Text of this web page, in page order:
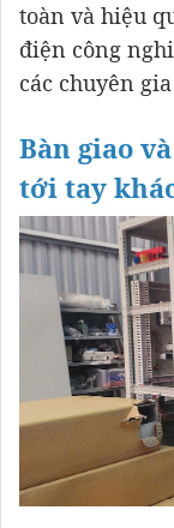
toàn và hiệu
điện công
các chuyên
Bàn giao
tới tay